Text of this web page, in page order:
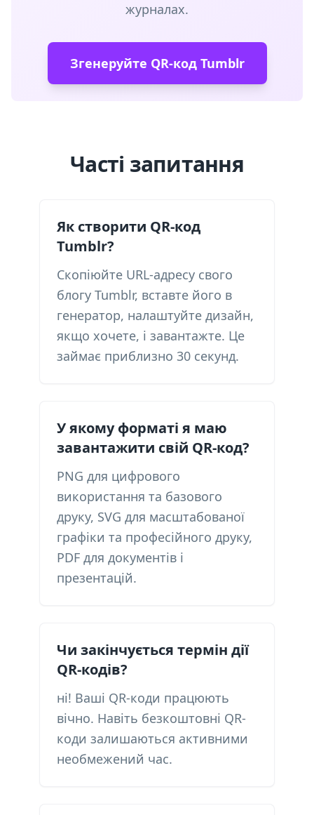
журналах.
Згенеруйте QR-код Tumblr
Часті запитання
Як створити QR-код
Tumblr?
Скопіюйте URL-адресу свого
блогу Tumblr, вставте його в
генератор, налаштуйте дизайн,
якщо хочете, і завантажте. Це
займає приблизно 30 секунд.
У якому форматі я маю
завантажити свій QR-код?
PNG для цифрового
використання та базового
друку, SVG для масштабованої
графіки та професійного друку,
PDF для документів і
презентацій.
Чи закінчується термін дії
QR-кодів?
ні! Ваші QR-коди працюють
вічно. Навіть безкоштовні QR-
коди залишаються активними
необмежений час.